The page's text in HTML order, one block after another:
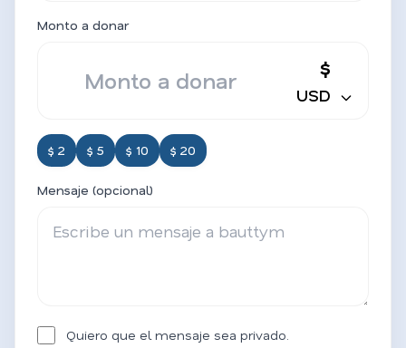
Monto a donar
$
USD
$ 2 $ 5 $ 10 $ 20
Mensaje (opcional)
Quiero que el mensaje sea privado.